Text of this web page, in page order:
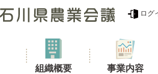
ログ
組織概要 事業内容